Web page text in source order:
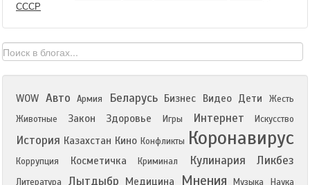
СССР
WOW Авто Армия Беларусь Бизнес Видео Дети
Жесть
Животные
Закон Здоровье Игры Интернет Искусство
История Казахстан Кино Конфликты Коронавирус
Коррупция Косметичка Криминал Кулинария Ликбез
Литература Лытдыбр Медицина Мнения Музыка Наука